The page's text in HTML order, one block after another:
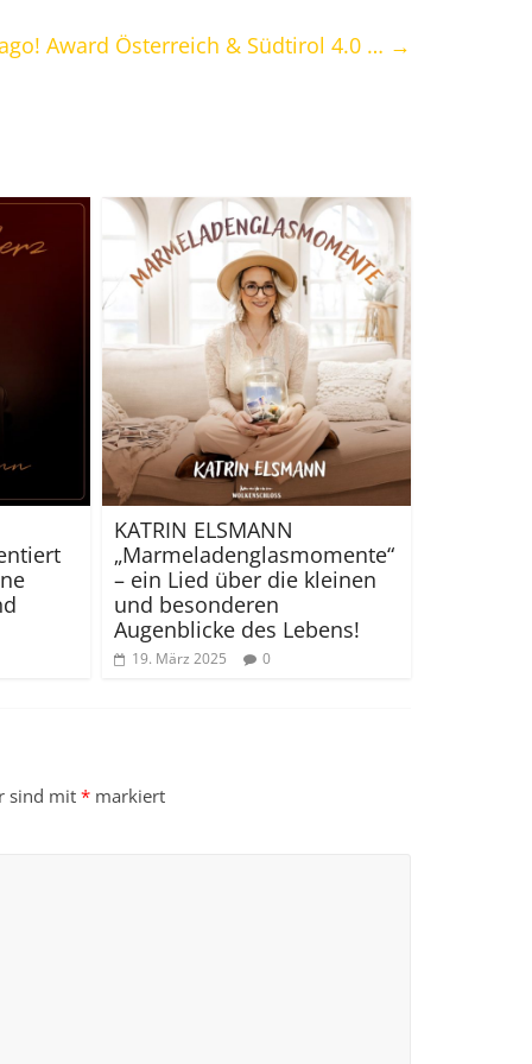
Award Österreich & Südtirol 4.0 … →
KATRIN ELSMANN
„Marmeladenglasmomente“
– ein Lied über die kleinen
und besonderen
Augenblicke des Lebens!
19. März 2025 0
sind mit * markiert